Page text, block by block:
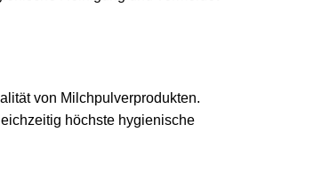
von Milchpulverprodukten.
höchste hygienische